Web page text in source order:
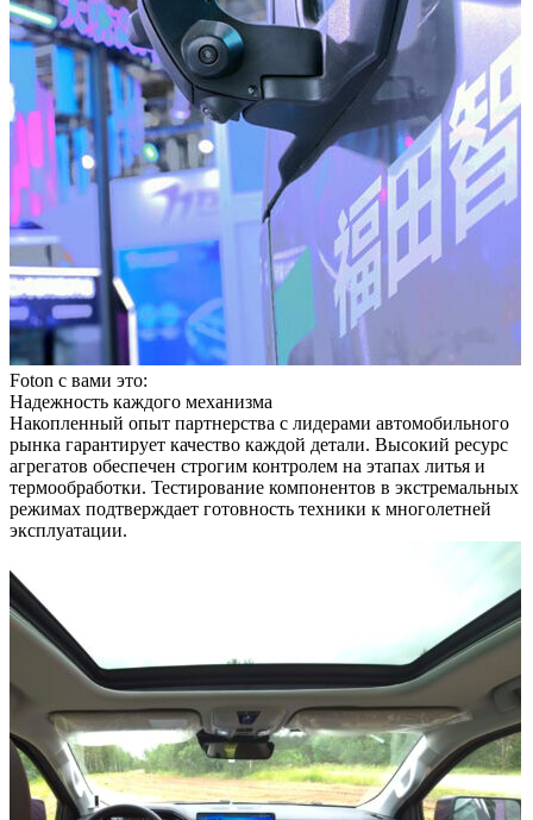
Foton с вами это:
Надежность каждого механизма
Накопленный опыт партнерства с лидерами автомобильного
рынка гарантирует качество каждой детали. Высокий ресурс
агрегатов обеспечен строгим контролем на этапах литья и
термообработки. Тестирование компонентов в экстремальных
режимах подтверждает готовность техники к многолетней
эксплуатации.